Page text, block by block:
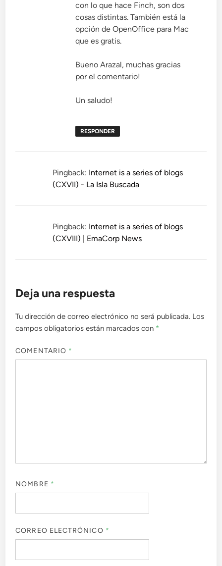
con lo que hace Finch, son dos
cosas distintas. También está la
opción de OpenOffice para Mac
que es gratis.
Bueno Arazal, muchas gracias
por el comentario!
Un saludo!
RESPONDER
Pingback: Internet is a series of blogs
(CXVII) - La Isla Buscada
Pingback: Internet is a series of blogs
(CXVIII) | EmaCorp News
Deja una respuesta
Tu dirección de correo electrónico no será publicada. Los
campos obligatorios están marcados con *
COMENTARIO *
NOMBRE *
CORREO ELECTRÓNICO *